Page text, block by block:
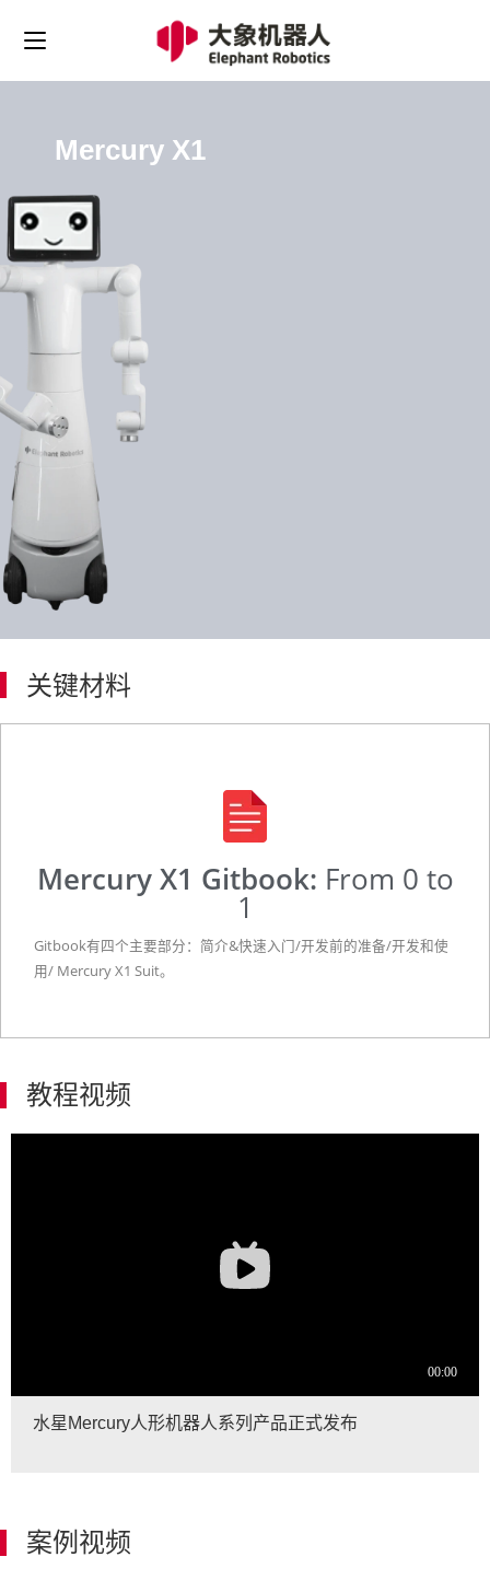
Mercury X1
关键材料
Mercury X1 Gitbook: From 0 to
1​
Gitbook有四个主要部分：简介&快速入门/开发前的准备/开发和使
用/ Mercury X1 Suit。
教程视频
水星Mercury人形机器人系列产品正式发布
案例视频